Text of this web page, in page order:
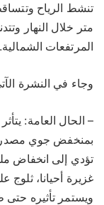
تنشط الرياح
المرتفعات الشمالية.
وجاء في النشرة
– الحال العامة:
بمنخفض جوي مصدره
تؤدي إلى انخفاض
غزيرة أحيانا،
ويستمر تأثيره حتى